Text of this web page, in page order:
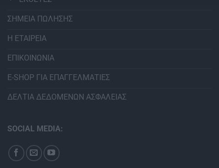
ΣΗΜΕΙΑ ΠΩΛΗΣΗΣ
Η ΕΤΑΙΡΕΙΑ
ΕΠΙΚΟΙΝΩΝΙΑ
E-SHOP ΓΙΑ ΕΠΑΓΓΕΛΜΑΤΙΕΣ
ΔΕΛΤΙΑ ΔΕΔΟΜΕΝΩΝ ΑΣΦΑΛΕΙΑΣ
SOCIAL MEDIA: